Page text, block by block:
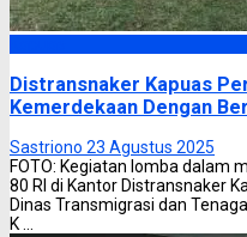
Distransnaker Kapuas
Kemerdekaan Dengan
Sastriono 23 Agustus 2025
FOTO: Kegiatan lomba dalam
80 RI di Kantor Distransnaker
Dinas Transmigrasi dan
K ...